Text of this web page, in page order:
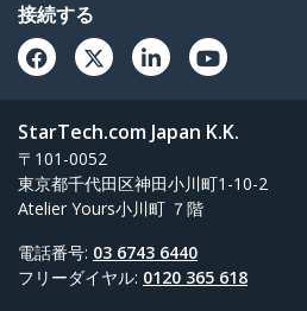
接続する
StarTech.com Japan K.K.
〒101-0052
東京都千代田区神田小川町1-10-2
Atelier Yours小川町 ７階
電話番号: 03 6743 6440
フリーダイヤル: 0120 365 618